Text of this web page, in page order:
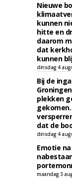
Nieuwe
kunnen
hitte en
daarom
dat
kunnen
dinsdag 4
Bij de
plekken
dat de
dinsdag 4
Emotie
maandag 3